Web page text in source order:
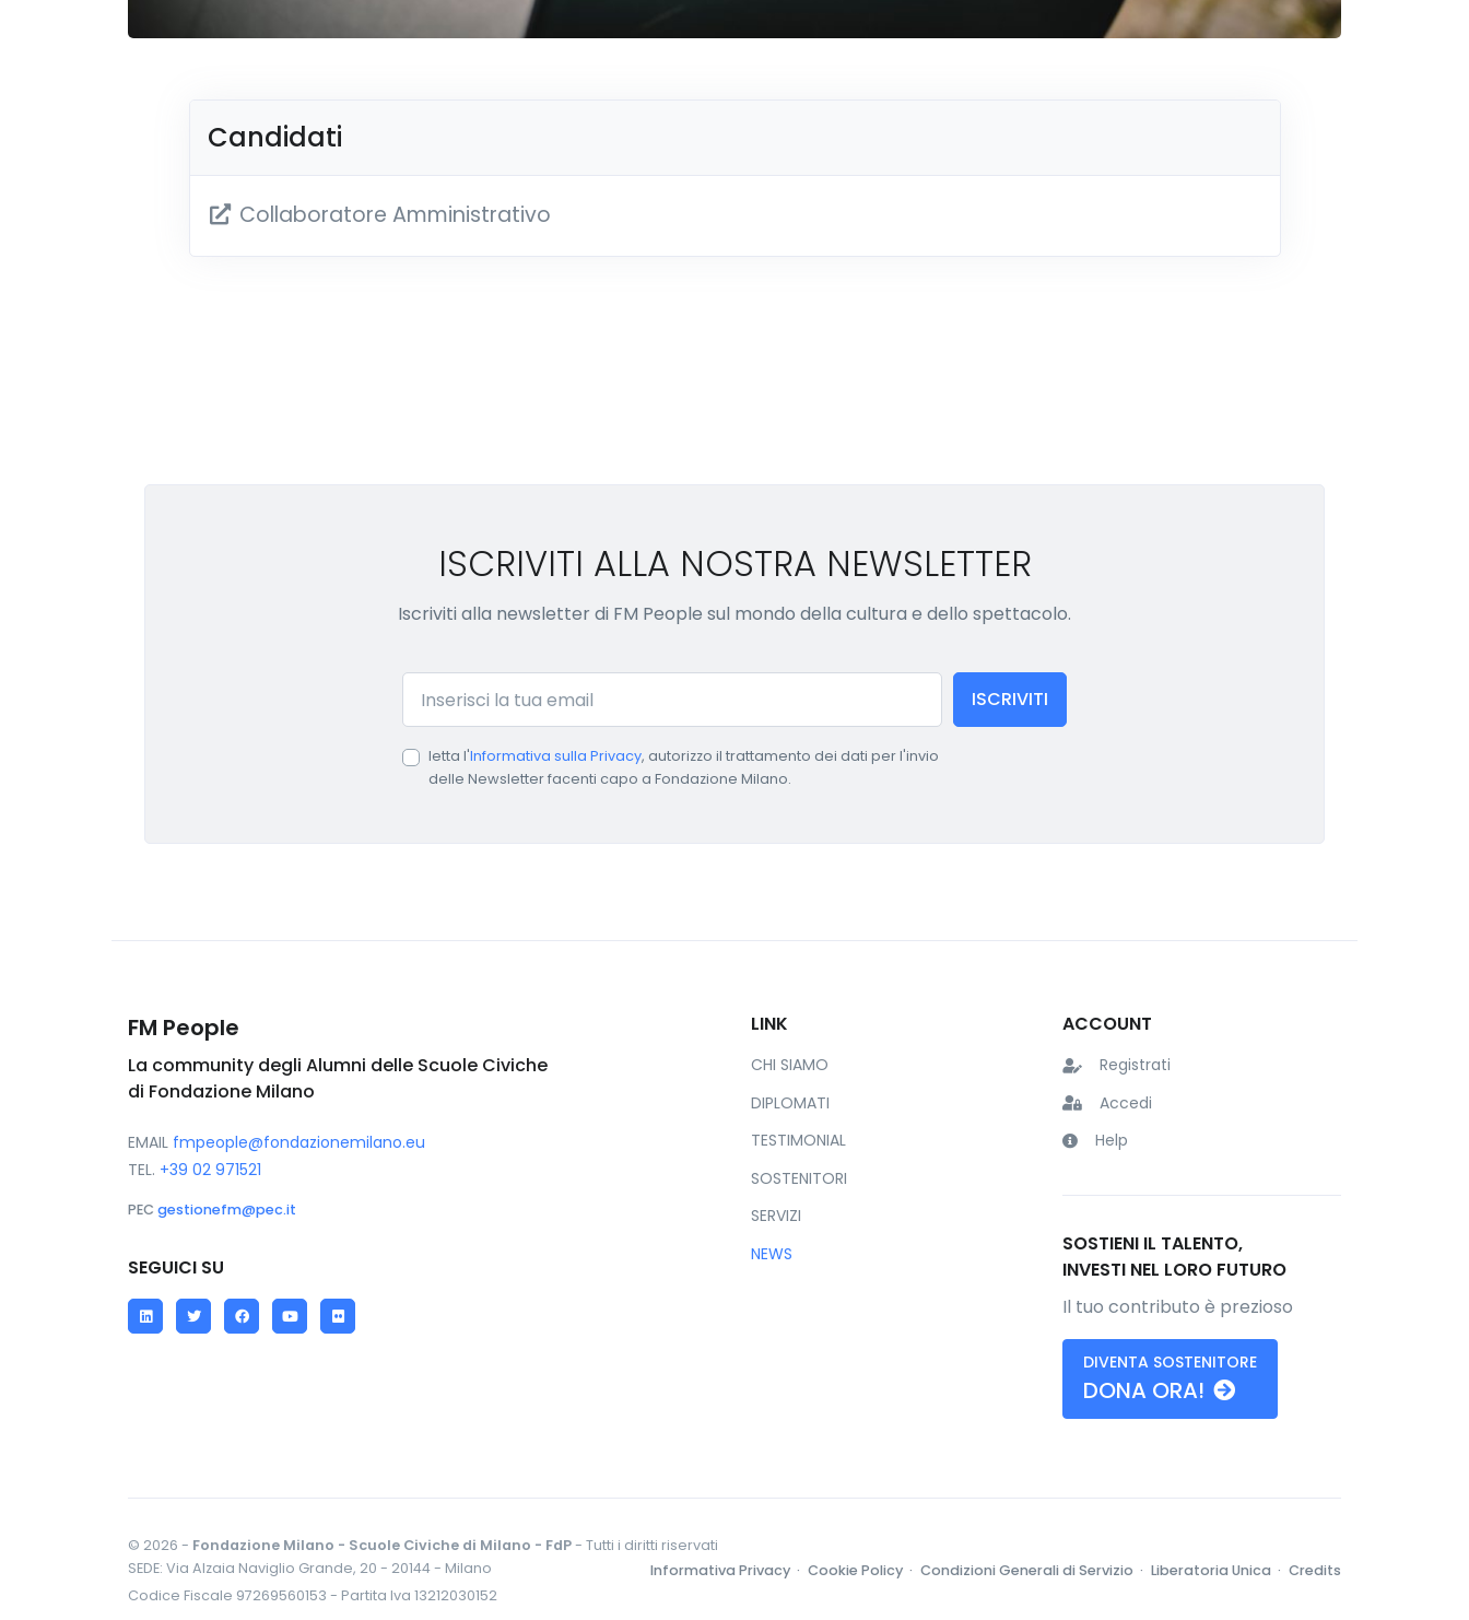
Candidati
Collaboratore Amministrativo
ISCRIVITI ALLA NOSTRA NEWSLETTER
Iscriviti alla newsletter di FM People sul mondo della cultura e dello spettacolo.
Email
ISCRIVITI
letta l'Informativa sulla Privacy, autorizzo il trattamento dei dati per l'invio
delle Newsletter facenti capo a Fondazione Milano.
LINK
CHI SIAMO
DIPLOMATI
TESTIMONIAL
SOSTENITORI
SERVIZI
NEWS
ACCOUNT
Registrati
Accedi
Help
SOSTIENI IL TALENTO,
INVESTI NEL LORO FUTURO
Il tuo contributo è prezioso
DIVENTA SOSTENITORE
DONA ORA!
FM People
La community degli Alumni delle Scuole Civiche
di Fondazione Milano
EMAIL fmpeople@fondazionemilano.eu
TEL. +39 02 971521
PEC gestionefm@pec.it
SEGUICI SU
LinkedInTwitterFacebookYouTube
Flickr
© 2026 - Fondazione Milano - Scuole Civiche di Milano - FdP- Tutti i diritti riservati
SEDE: Via Alzaia Naviglio Grande, 20 - 20144 - Milano
Codice Fiscale 97269560153 - Partita Iva 13212030152
Informativa Privacy · Cookie Policy · Condizioni Generali di Servizio · Liberatoria Unica · Credits